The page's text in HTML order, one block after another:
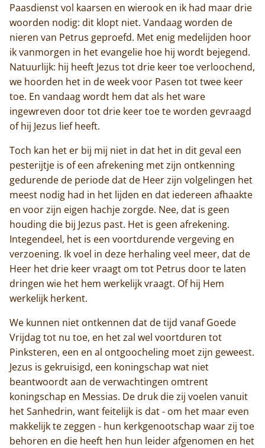
Paasdienst vol kaarsen en wierook en ik had maar drie
woorden nodig: dit klopt niet. Vandaag worden de
nieren van Petrus geproefd. Met enig medelijden hoor
ik vanmorgen in het evangelie hoe hij wordt bejegend.
Natuurlijk: hij heeft Jezus tot drie keer toe verloochend,
we hoorden het in de week voor Pasen tot twee keer
toe. En vandaag wordt hem dat als het ware
ingewreven door tot drie keer toe te worden gevraagd
of hij Jezus lief heeft.
Toch kan het er bij mij niet in dat het in dit geval een
pesterijtje is of een afrekening met zijn ontkenning
gedurende de periode dat de Heer zijn volgelingen het
meest nodig had in het lijden en dat iedereen afhaakte
en voor zijn eigen hachje zorgde. Nee, dat is geen
houding die bij Jezus past. Het is geen afrekening.
Integendeel, het is een voortdurende vergeving en
verzoening. Ik voel in deze herhaling veel meer, dat de
Heer het drie keer vraagt om tot Petrus door te laten
dringen wie het hem werkelijk vraagt. Of hij Hem
werkelijk herkent.
We kunnen niet ontkennen dat de tijd vanaf Goede
Vrijdag tot nu toe, en het zal wel voortduren tot
Pinksteren, een en al ontgoocheling moet zijn geweest.
Jezus is gekruisigd, een koningschap wat niet
beantwoordt aan de verwachtingen omtrent
koningschap en Messias. De druk die zij voelen vanuit
het Sanhedrin, want feitelijk is dat - om het maar even
makkelijk te zeggen - hun kerkgenootschap waar zij toe
behoren en die heeft hen hun leider afgenomen en het